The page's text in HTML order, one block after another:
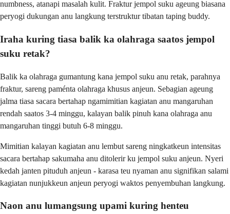
numbness, atanapi masalah kulit. Fraktur jempol suku ageung biasana
peryogi dukungan anu langkung terstruktur tibatan taping buddy.
Iraha kuring tiasa balik ka olahraga saatos jempol
suku retak?
Balik ka olahraga gumantung kana jempol suku anu retak, parahnya
fraktur, sareng paménta olahraga khusus anjeun. Sebagian ageung
jalma tiasa sacara bertahap ngamimitian kagiatan anu mangaruhan
rendah saatos 3-4 minggu, kalayan balik pinuh kana olahraga anu
mangaruhan tinggi butuh 6-8 minggu.
Mimitian kalayan kagiatan anu lembut sareng ningkatkeun intensitas
sacara bertahap sakumaha anu ditolerir ku jempol suku anjeun. Nyeri
kedah janten pituduh anjeun - karasa teu nyaman anu signifikan salami
kagiatan nunjukkeun anjeun peryogi waktos penyembuhan langkung.
Naon anu lumangsung upami kuring henteu